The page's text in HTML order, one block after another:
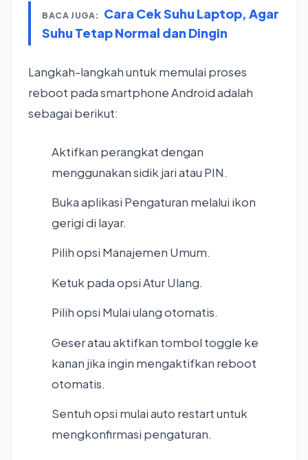
BACA JUGA:
Cara Cek Suhu Laptop, Agar
Suhu Tetap Normal dan Dingin
Langkah-langkah untuk memulai proses
reboot pada smartphone Android adalah
sebagai berikut:
Aktifkan perangkat dengan
menggunakan sidik jari atau PIN.
Buka aplikasi Pengaturan melalui ikon
gerigi di layar.
Pilih opsi Manajemen Umum.
Ketuk pada opsi Atur Ulang.
Pilih opsi Mulai ulang otomatis.
Geser atau aktifkan tombol toggle ke
kanan jika ingin mengaktifkan reboot
otomatis.
Sentuh opsi mulai auto restart untuk
mengkonfirmasi pengaturan.